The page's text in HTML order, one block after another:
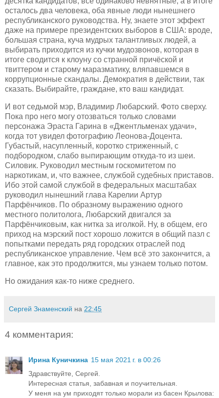
осталось два человека, оба явные люди нынешнего
республиканского руководства. Ну, знаете этот эффект
даже на примере президентских выборов в США: вроде,
большая страна, куча мудрых талантливых людей, а
выбирать приходится из кучки мудозвонов, которая в
итоге сводится к клоуну со странной причёской и
твиттером и старому маразматику, вляпавшемся в
коррупционные скандалы. Демократия в действии, так
сказать. Выбирайте, граждане, кто ваш кандидат.
И вот седьмой мэр, Владимир Любарский. Фото сверху.
Пока про него могу отозваться только словами
персонажа Эраста Гарина в «Джентльменах удачи»,
когда тот увидел фотографию Леонова-Доцента.
Губастый, насупленный, коротко стриженный, с
подбородком, слабо выпирающим откуда-то из шеи.
Силовик. Руководил местным госкомитетом по
наркотикам, и, что важнее, службой судебных приставов.
Ибо этой самой службой в федеральных масштабах
руководил нынешний глава Карелии Артур
Парфёнчиков. По образному выражению одного
местного политолога, Любарский двигался за
Парфёнчиковым, как нитка за иголкой. Ну, в общем, его
приход на мэрский пост хорошо ложится в общий пазл с
попытками передать ряд городских отраслей под
республиканское управление. Чем всё это закончится, а
главное, как это продолжится, мы узнаем только потом.
Но ожидания как-то ниже среднего.
Сергей Знаменский на 22:45
4 комментария:
Ирина Куничкина 15 мая 2021 г. в 00:26
Здравствуйте, Сергей.
Интересная статья, забавная и поучительная.
У меня на ум приходят только морали из басен Крылова: